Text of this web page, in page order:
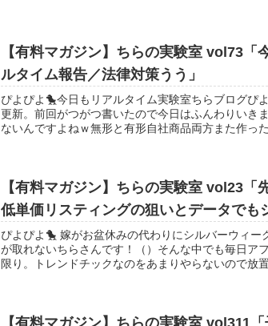
【有料マガジン】ちらの実験室 vol73「
ルタイム報告／法律対策うう」
ぴよぴよ🐤今日もリアルタイム実験室ちらブログぴ
更新。前回がつがつ書いたので今日はふんわりいき
ないんですよねｗ無形と有形自社商品両方また作っ
【有料マガジン】ちらの実験室 vol23「
低単価リスティングの狙いとデータでも
ぴよぴよ🐤 嫁がお盆休みの代わりにシルバーウィー
が取れないちらさんです！（）そんな中でも毎日ア
限り。トレンドチックなのをあまりやらないので放
【有料マガジン】ちらの実験室 vol311